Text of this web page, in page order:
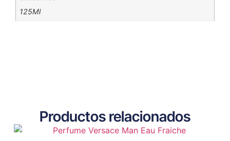
125Ml
Productos relacionados